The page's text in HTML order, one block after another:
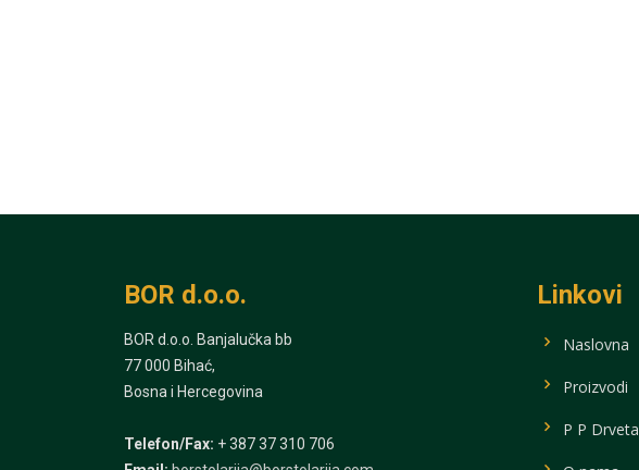
BOR d.o.o.
BOR d.o.o. Banjalučka bb
77 000 Bihać,
Bosna i Hercegovina
Telefon/Fax: + 387 37 310 706
Linkovi
Naslovna
Proizvodi
P P Drveta